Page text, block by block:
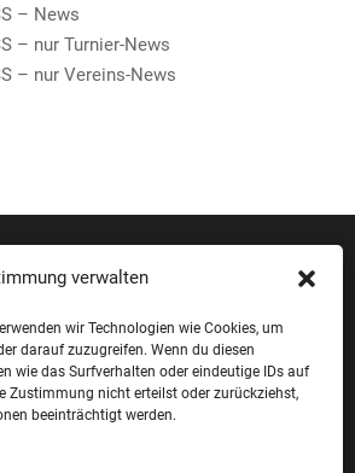
verwalten
wir Technologien wie Cookies, um
darauf zuzugreifen. Wenn du diesen
wie das Surfverhalten oder eindeutige IDs auf
Zustimmung nicht erteilst oder zurückziehst,
beeinträchtigt werden.
– News
– nur Turnier-News
– nur Vereins-News
Kontakt